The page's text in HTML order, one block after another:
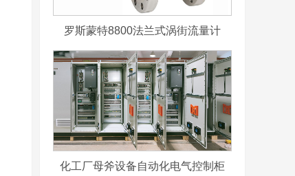
罗斯蒙特8800法兰式涡街流量计
化工厂母斧设备自动化电气控制柜